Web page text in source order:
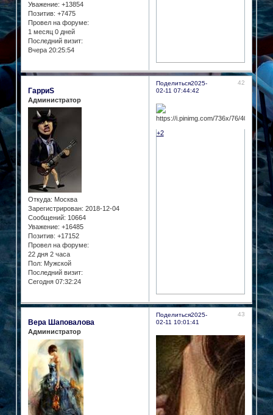
Уважение: +13854
Позитив: +7475
Провел на форуме:
1 месяц 0 дней
Последний визит:
Вчера 20:25:54
Поделиться 42
2025-
02-11 07:44:42
ГарриS
Администратор
Откуда: Москва
Зарегистрирован: 2018-12-04
Сообщений: 10664
Уважение: +16485
Позитив: +17152
Провел на форуме:
22 дня 2 часа
Пол: Мужской
Последний визит:
Сегодня 07:32:24
+2
Поделиться 43
2025-
02-11 10:01:41
Вера Шаповалова
Администратор